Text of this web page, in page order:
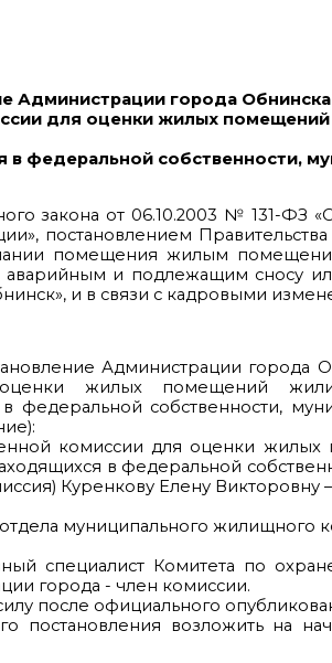
Администрации города
для оценки жилых
в федеральной собственности,
закона от 06.10.2003 № 131-ФЗ
постановлением
помещения жилым
и подлежащим сносу или
и в связи с кадровыми
Администрации города
жилых помещений
федеральной собственности,
комиссии для оценки
в федеральной
Куренкову Елену Викторовну
муниципального жилищного
специалист Комитета по
города - член комиссии.
после официального
постановления возложить на